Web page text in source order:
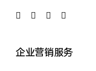
企业营销服务